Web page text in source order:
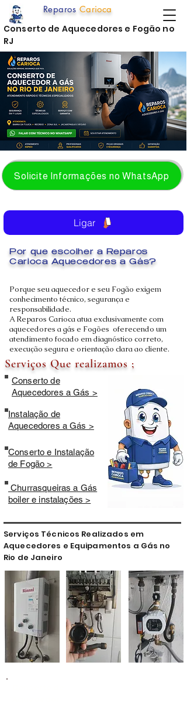
Solicite Informações no WhatsApp
Porque seu aquecedor e seu Fogão exigem
conhecimento técnico, segurança e
responsabilidade.
A Reparos Carioca atua exclusivamente com
aquecedores a gás e Fogões oferecendo um
atendimento focado em diagnóstico correto,
execução segura e orientação clara ao cliente.
Reparos Carioca
Por que escolher a Reparos
Carioca Aquecedores a Gás?
Serviços Que realizamos ;
Conserto de
Aquecedores a Gás >
Instalação de
Aquecedores a Gás >
Conserto e Instalação
de Fogão >
Churrasqueiras a Gás
boiler e instalações >
Ligar
Conserto de Aquecedores e Fogão no
RJ
Serviços Técnicos Realizados em
Aquecedores e Equipamentos a Gás no
Rio de Janeiro